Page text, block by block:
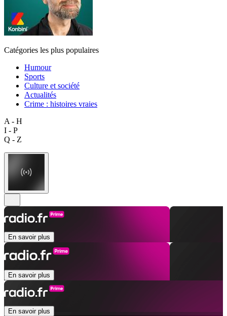
Catégories les plus populaires
Humour
Sports
Culture et société
Actualités
Crime : histoires vraies
A - H
I - P
Q - Z
En savoir plus
En savoir plus
En savoir plus